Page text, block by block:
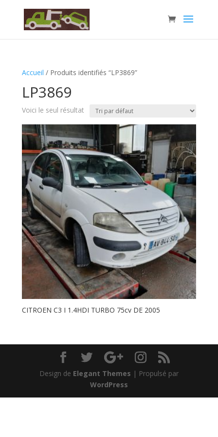
Accueil / Produits identifiés “LP3869”
LP3869
Voici le seul résultat
CITROEN C3 I 1.4HDI TURBO 75cv DE 2005
Design de Elegant Themes | Propulsé par
WordPress